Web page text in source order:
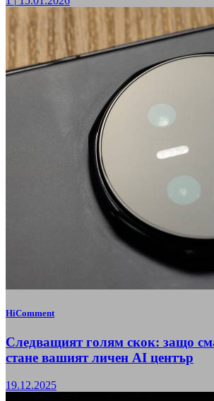
HiComment
Следващият голям скок: защо
стане вашият личен AI център
19.12.2025